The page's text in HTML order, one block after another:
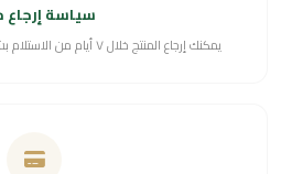
سياسة إرجاع
يمكنك إرجاع المنتج خلال ٧ أيام من الاستلام بشرط أن يكون في حالته الأصلية.